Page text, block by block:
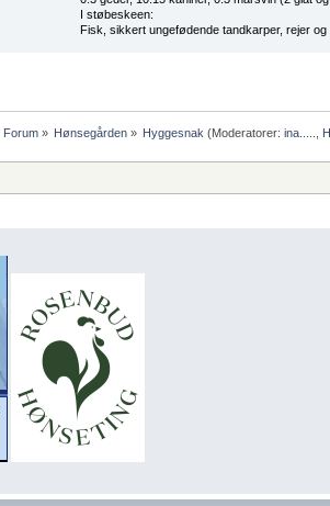
I støbeskeen:
Fisk, sikkert ungefødende tandkarper, rejer
Forum» Hønsegården» Hyggesnak (Moderatorer:ina.....